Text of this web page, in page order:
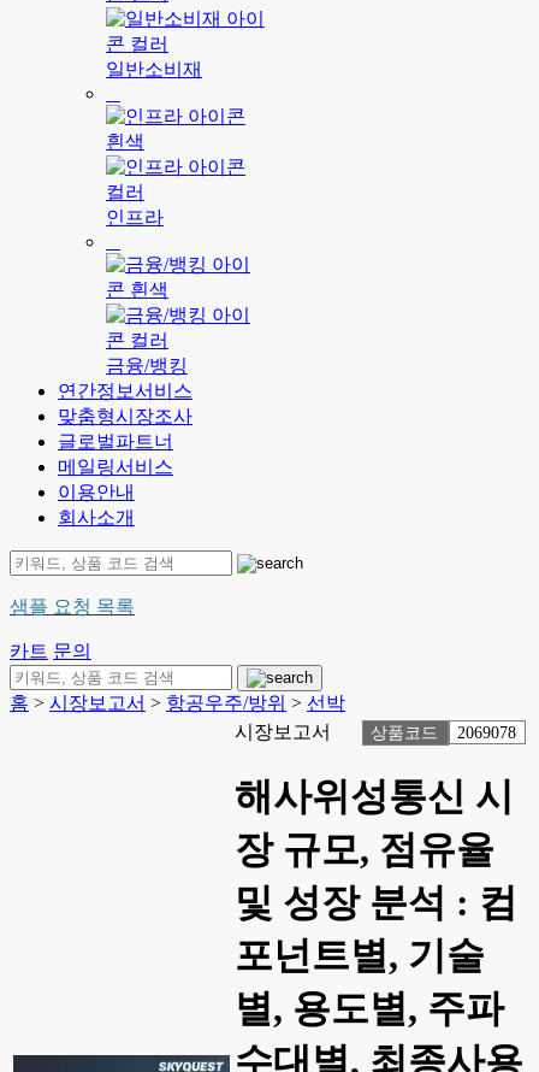
일반소비재
인프라
금융/뱅킹
연간정보서비스
맞춤형시장조사
글로벌파트너
메일링서비스
이용안내
회사소개
샘플 요청 목록
카트 문의
홈 > 시장보고서 > 항공우주/방위 > 선박
시장보고서
상품코드 2069078
해사위성통신 시
장 규모, 점유율
및 성장 분석 : 컴
포넌트별, 기술
별, 용도별, 주파
수대별, 최종사용